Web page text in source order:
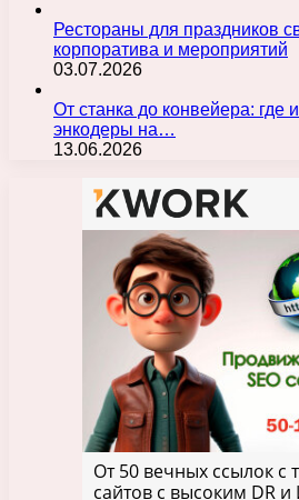
Рестораны для праздников
корпоратива и мероприятий
03.07.2026
От станка до конвейера: где
энкодеры на…
13.06.2026